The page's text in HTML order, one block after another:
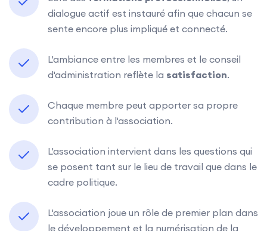
dialogue actif est instauré afin que chacun se
sente encore plus impliqué et connecté.
L'ambiance entre les membres et le conseil
d'administration reflète la satisfaction.
Chaque membre peut apporter sa propre
contribution à l'association.
L'association intervient dans les questions qui
se posent tant sur le lieu de travail que dans le
cadre politique.
L'association joue un rôle de premier plan dans
le développement et la numérisation de la